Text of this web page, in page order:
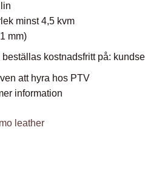
minst 4,5 kvm
mm)
kostnadsfritt på:
att hyra hos PTV
information
leather